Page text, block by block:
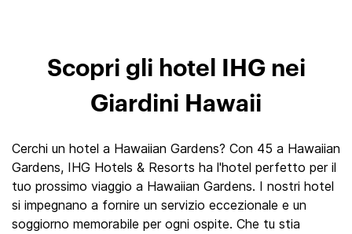
Scopri gli hotel IHG nei
Giardini Hawaii
Cerchi un hotel a Hawaiian Gardens? Con 45 a Hawaiian
Gardens, IHG Hotels & Resorts ha l'hotel perfetto per il
tuo prossimo viaggio a Hawaiian Gardens. I nostri hotel
si impegnano a fornire un servizio eccezionale e un
soggiorno memorabile per ogni ospite. Che tu stia